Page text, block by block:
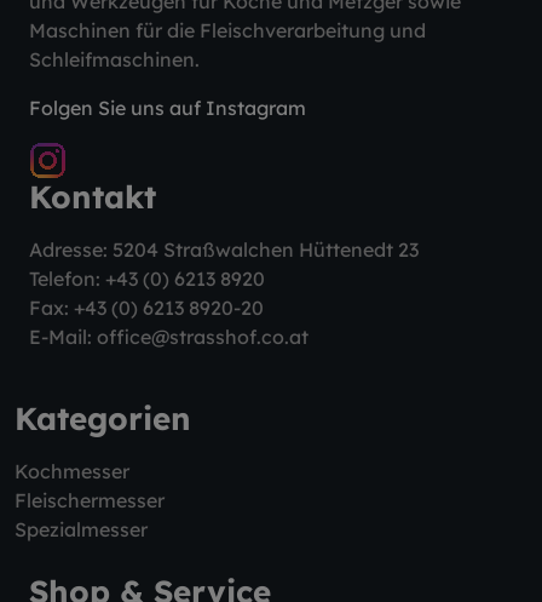
Maschinen für die Fleischverarbeitung und
Schleifmaschinen.
Folgen Sie uns auf Instagram
Kontakt
Adresse: 5204 Straßwalchen Hüttenedt 23
Telefon: +43 (0) 6213 8920
Fax: +43 (0) 6213 8920-20
E-Mail: office@strasshof.co.at
Kategorien
Kochmesser
Fleischermesser
Spezialmesser
Shop & Service